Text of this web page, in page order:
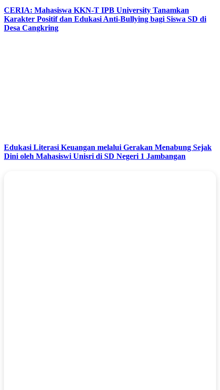
CERIA: Mahasiswa KKN-T IPB University Tanamkan
Karakter Positif dan Edukasi Anti-Bullying bagi Siswa SD di
Desa Cangkring
Edukasi Literasi Keuangan melalui Gerakan Menabung Sejak
Dini oleh Mahasiswi Unisri di SD Negeri 1 Jambangan